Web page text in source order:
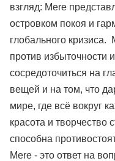
взгляд: Mere
островком покоя и
глобального
против избыточности
сосредоточиться на
вещей и на том, что
мире, где всё вокруг
красота и творчество
способна
Mere - это ответ на